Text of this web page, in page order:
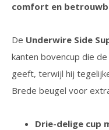
comfort en
De Underwire Side
kanten bovencup die
geeft, terwijl hij
Brede beugel voor
Drie-delige cup